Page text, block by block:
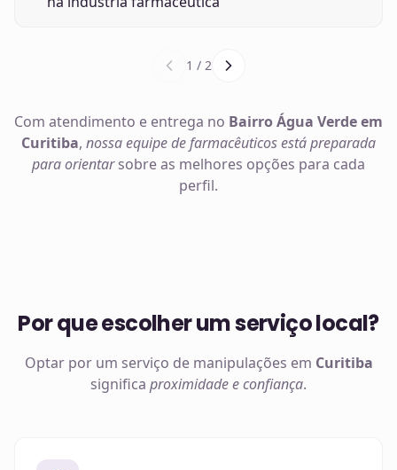
1 / 2
Com atendimento e entrega no Bairro Água Verde em
Curitiba, nossa equipe de farmacêuticos está preparada
para orientarsobre as melhores opções para cada
perfil.
Por que escolher um serviço local?
Optar por um serviço de manipulações em Curitiba
significa proximidade e confiança.